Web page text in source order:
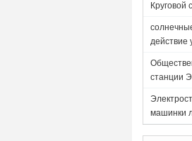
Круговой
действие
станции
машинки